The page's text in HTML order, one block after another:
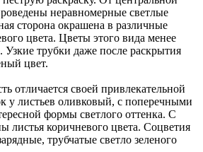
неравномерные светлые
сторона окрашена в различные
цвета. Цветы этого вида менее
Узкие трубки даже после раскрытия
цвет.
отличается своей привлекательной
у листьев оливковый, с поперечными
формы светлого оттенка. С
листья коричневого цвета. Соцветия
трубчатые светло зеленого